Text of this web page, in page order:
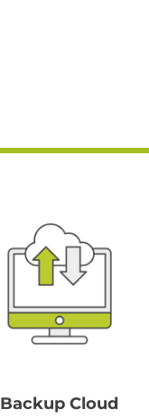
Backup Cloud